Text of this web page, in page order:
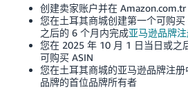
创建卖家账户并在
您在土耳其商城创建第一个可购买
之后的 6 个月内完成亚马逊品牌
您在 2025 年 10 月 1 日当日或之
可购买 ASIN
您在土耳其商城的亚马逊品牌注
品牌的首位品牌所有者